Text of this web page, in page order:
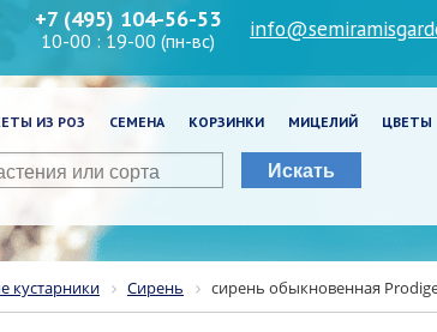
+7 (495) 104-56-53
10-00 : 19-00 (пн-вс)
ИЗ РОЗ СЕМЕНА КОРЗИНКИ МИЦЕЛИЙ ЦВЕТЫ
Искать
кустарники Сирень сирень обыкновенная